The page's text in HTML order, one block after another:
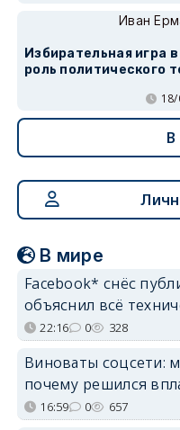
Иван
Избирательная игра
роль политического
В
В мире
Facebook* снёс
объяснил всё
22:16 0 328
Виноваты соцсети:
почему решился
16:59 0 657